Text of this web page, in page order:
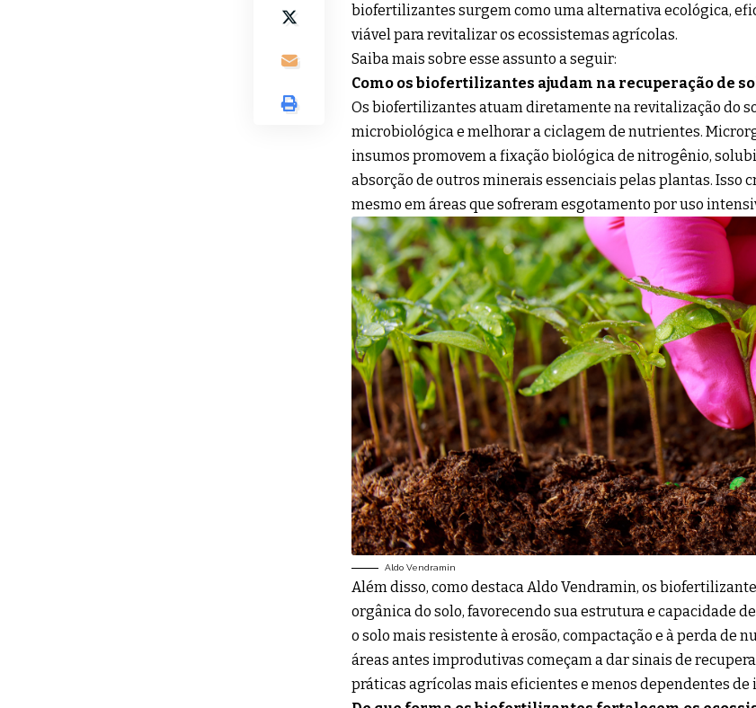
biofertilizantes surgem como uma alternativa ecológica,
viável para revitalizar os ecossistemas agrícolas.
Saiba mais sobre esse assunto a seguir:
Como os biofertilizantes ajudam na recuperação de
Os biofertilizantes atuam diretamente na revitalização do
microbiológica e melhorar a ciclagem de nutrientes.
insumos promovem a fixação biológica de nitrogênio,
absorção de outros minerais essenciais pelas plantas. Isso
mesmo em áreas que sofreram esgotamento por uso
Aldo Vendramin
Além disso, como destaca Aldo Vendramin, os
orgânica do solo, favorecendo sua estrutura e capacidade
o solo mais resistente à erosão, compactação e à perda de
áreas antes improdutivas começam a dar sinais de
práticas agrícolas mais eficientes e menos dependentes